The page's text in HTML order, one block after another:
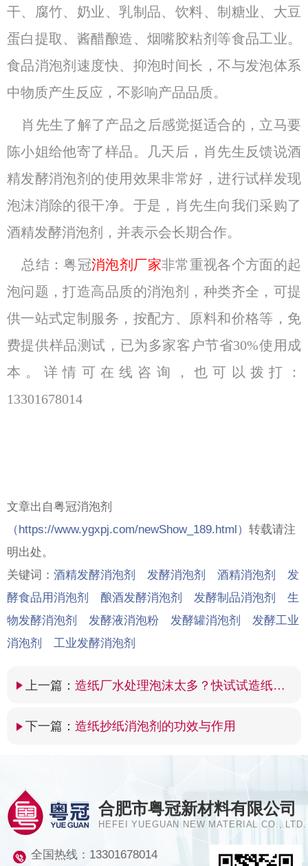
干、腐竹、奶业、乳制品、饮料、制糖业、大豆
蛋白提取、酱醋酿造、烟嘴胶粘剂等食品工业。
食品消泡剂速度快、抑泡时间长，不与发泡体系
中物质产生反应，不影响产品品质。
肖先生了解了产品之后感觉挺适合的，立马要
陈小姐给他寄了样品。几天后，肖先生反馈说酒
精发酵消泡剂的使用效果非常好，进行试样发现
泡沫消除的很干净。于是，肖先生向我们采购了
酒精发酵消泡剂，并表示会长期合作。
总结：粤冠消泡剂厂家非常重视各个方面的起
泡问题，打造高品质的消泡剂，种类齐全，可提
供一站式定制服务，按配方、原料和价格等，免
费提供样品测试，已为多家客户节省30%使用成
本。详情可在线咨询，也可以拨打：
13301678014
文章出自粤冠消泡剂
（ https://www.ygxpj.com/newShow_189.html） 转载请注
明出处。
关键词： 酒精发酵消泡剂 发酵消泡剂 酒精消泡剂 发
酵食品用消泡剂 酿酒发酵消泡剂 发酵制品消泡剂 生
物发酵消泡剂 发酵液消泡粉 发酵罐消泡剂 发酵工业
消泡剂 工业发酵消泡剂
上一篇： 造纸厂水处理泡沫太多？快试试造纸厂水处理消泡剂
下一篇： 造纸抄纸消泡剂的功效与作用
合肥市粤冠新材料有限公司
HEFEI YUEGUAN NEW MATERIAL CO., LTD.
全国热线： 13301678014